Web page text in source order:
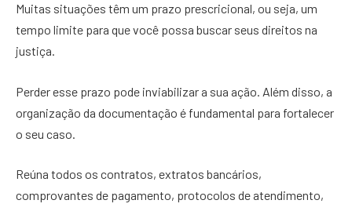
Muitas situações têm um prazo prescricional, ou seja, um
tempo limite para que você possa buscar seus direitos na
justiça.
Perder esse prazo pode inviabilizar a sua ação. Além disso, a
organização da documentação é fundamental para fortalecer
o seu caso.
Reúna todos os contratos, extratos bancários,
comprovantes de pagamento, protocolos de atendimento,